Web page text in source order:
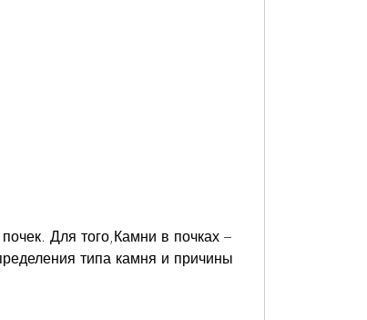
типа камня и причины